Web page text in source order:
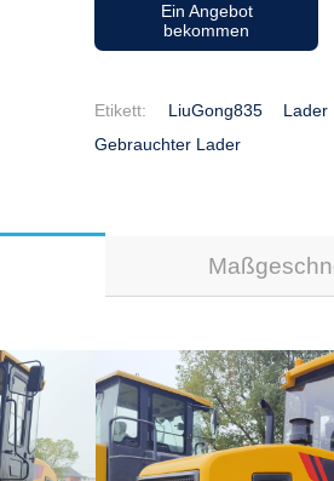
Ein Angebot
bekommen
Etikett: LiuGong835 Lader
Gebrauchter Lader